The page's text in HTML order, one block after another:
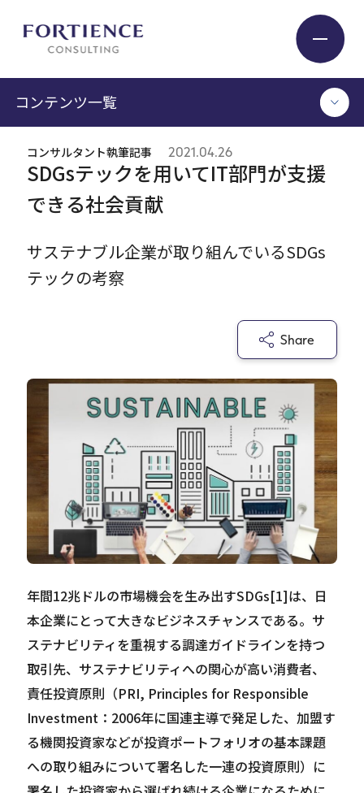
Service
Insight
Careers
News
サイト内検索
Contact
コンテンツ一覧
TOP
コンサルタント執筆記事
セミナー / イベント
調査 / レポート
メディア掲載
SDGsテックを用いてIT部門が支援
できる社会貢献
サステナブル企業が取り組んでいるSDGs
テックの考察
コンサルタント執筆記事 2021.04.26
Share
年間12兆ドルの市場機会を生み出すSDGs[1]は、日
本企業にとって大きなビジネスチャンスである。サ
ステナビリティを重視する調達ガイドラインを持つ
取引先、サステナビリティへの関心が高い消費者、
責任投資原則（PRI, Principles for Responsible
Investment：2006年に国連主導で発足した、加盟す
る機関投資家などが投資ポートフォリオの基本課題
への取り組みについて署名した一連の投資原則）に